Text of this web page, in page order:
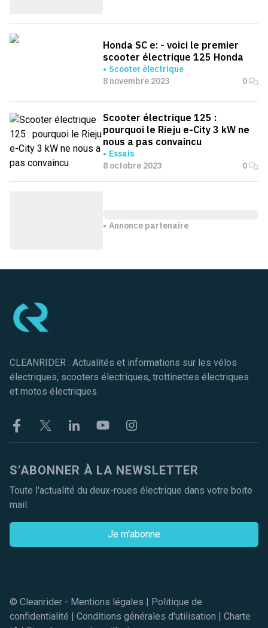
Honda SC e: - voici le premier
scooter électrique 125 Honda
Scooter électrique
8 novembre 2023
0
Scooter électrique 125 :
pourquoi le Rieju e-City 3 kW ne
nous a pas convaincu
Essais
8 octobre 2023
0
Annonce partenaire
CLEANRIDER : Actualités et informations sur les vélos
électriques, scooters électriques, trottinettes électriques
et motos électriques
FacebookTwitter LinkekinYoutubeInstagram
S'ABONNER À LA NEWSLETTER
Toute l'actualité du deux-roues électrique dans votre boite
mail.
Je m'abonne
© Cleanrider - Mentions légales | Politique de
confidentialité | Conditions générales d'utilisation | Charte